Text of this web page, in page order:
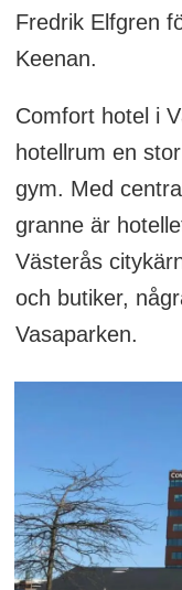
Fredrik Elfgren
Keenan.
Comfort hotel i
hotellrum en
gym. Med
granne är
Västerås
och butiker,
Vasaparken.